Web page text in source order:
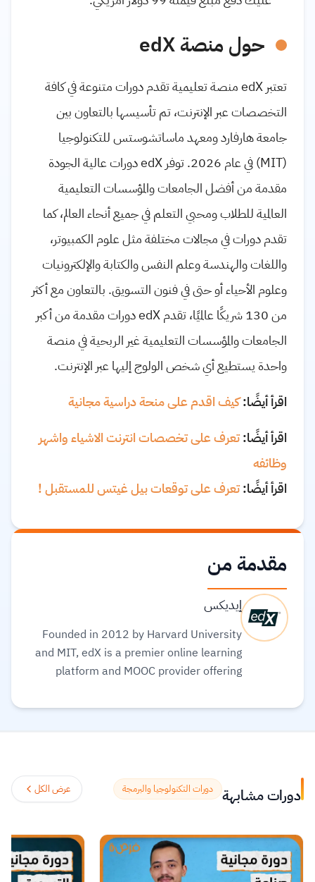
حول منصة edX
تعتبر edX منصة تعليمية تقدم دورات متنوعة في كافة
التخصصات عبر الإنترنت، تم تأسيسها بالتعاون بين
جامعة هارفارد ومعهد ماساتشوستس للتكنولوجيا
(MIT) في عام 2026. توفر edX دورات عالية الجودة
مقدمة من أفضل الجامعات والمؤسسات التعليمية
العالمية للطلاب ومحبي التعلم في جميع أنحاء العالم، كما
تقدم دورات في مجالات مختلفة مثل علوم الكمبيوتر،
واللغات والهندسة وعلم النفس والكتابة والإلكترونيات
وعلوم الأحياء أو حتى في فنون التسويق. بالتعاون مع أكثر
من 130 شريكًا عالميًا، تقدم edX دورات مقدمة من أكبر
الجامعات والمؤسسات التعليمية غير الربحية في منصة
واحدة يستطيع أي شخص الولوج إليها عبر الإنترنت.
اقرأ أيضًا:كيف اقدم على منحة دراسية مجانية
اقرأ أيضًا:تعرف على تخصصات انترنت الاشياء واشهر
وظائفه
اقرأ أيضًا:تعرف على توقعات بيل غيتس للمستقبل !
مقدمة من
إيديكس
Founded in 2012 by Harvard University
and MIT, edX is a premier online learning
platform and MOOC provider offering
certificates, and degrees from top-tier
million learners to acquire in-demand
skills in fields like computer science, AI,
courses for free or pay for verified
certificates to boost their professional
careers.
اقرأ المزيد.
دورات مشابهة دورات التكنولوجيا والبرمجة عرض الكل